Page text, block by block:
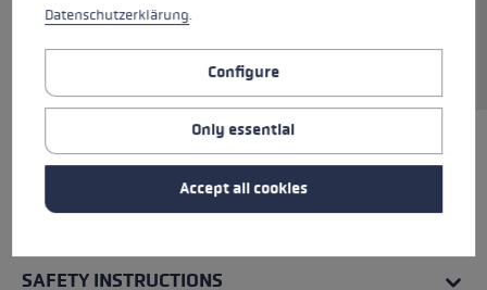
feels pleasantly soft and ensures optimal
jumper, shirt or jacket.
SAFETY INSTRUCTIONS
Datenschutzerklärung.
Configure
Only essential
Accept all cookies